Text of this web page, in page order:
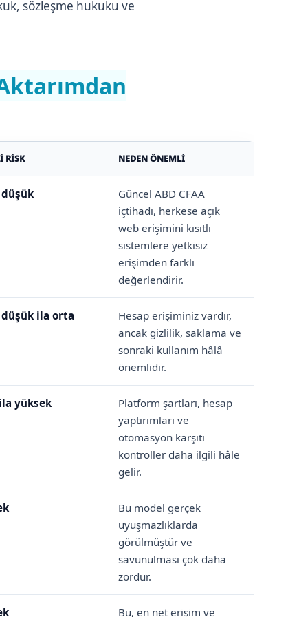
sözleşme hukuku ve
RISK NEDEN ÖNEMLI
düşük
Güncel ABD CFAA
içtihadı, herkese açık
web erişimini kısıtlı
sistemlere yetkisiz
erişimden farklı
değerlendirir.
düşük ila orta
Hesap erişiminiz vardır,
ancak gizlilik, saklama ve
sonraki kullanım hâlâ
önemlidir.
yüksek
Platform şartları, hesap
yaptırımları ve
otomasyon karşıtı
kontroller daha ilgili hâle
gelir.
Bu model gerçek
uyuşmazlıklarda
görülmüştür ve
savunulması çok daha
zordur.
Bu, en net erişim ve